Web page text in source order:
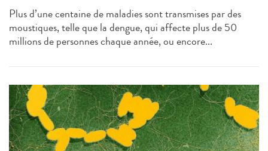
Plus d’une centaine de maladies sont transmises par des
moustiques, telle que la dengue, qui affecte plus de 50
millions de personnes chaque année, ou encore...